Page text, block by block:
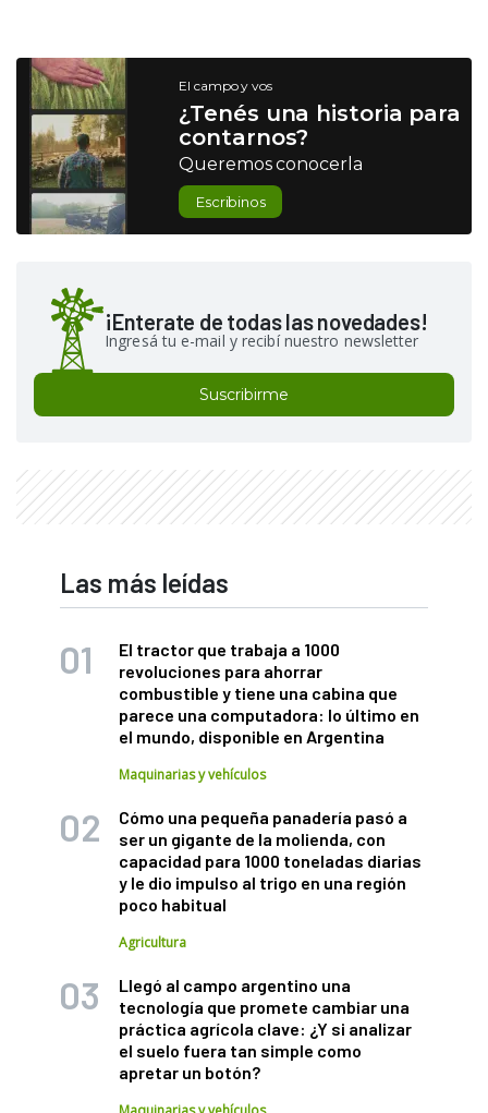
El campo y vos
¿Tenés una historia para
contarnos?
Queremos conocerla
Escribinos
¡Enterate de todas las novedades!
Ingresá tu e-mail y recibí nuestro newsletter
Suscribirme
Las más leídas
El tractor que trabaja a 1000
revoluciones para ahorrar
combustible y tiene una cabina que
parece una computadora: lo último en
el mundo, disponible en Argentina
Maquinarias y vehículos
Cómo una pequeña panadería pasó a
ser un gigante de la molienda, con
capacidad para 1000 toneladas diarias
y le dio impulso al trigo en una región
poco habitual
Agricultura
Llegó al campo argentino una
tecnología que promete cambiar una
práctica agrícola clave: ¿Y si analizar
el suelo fuera tan simple como
apretar un botón?